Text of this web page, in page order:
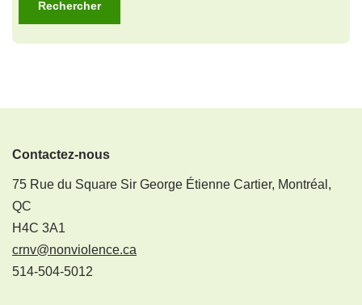
Contactez-nous
75 Rue du Square Sir George Étienne Cartier, Montréal,
QC
H4C 3A1
crnv@nonviolence.ca
514-504-5012